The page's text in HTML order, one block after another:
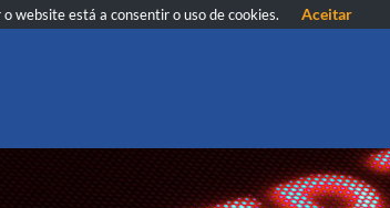
website está a consentir o uso de cookies. Aceitar